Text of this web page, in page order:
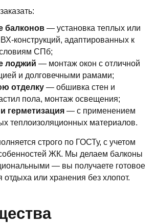
балконов — установка теплых или
конструкций, адаптированных к
СПб;
лоджий — монтаж окон с отличной
и долговечными рамами;
отделку — обшивка стен и
пола, монтаж освещения;
герметизация — с применением
теплоизоляционных материалов.
строго по ГОСТу, с учетом
ЖК. Мы делаем балконы
— вы получаете готовое
отдыха или хранения без хлопот.